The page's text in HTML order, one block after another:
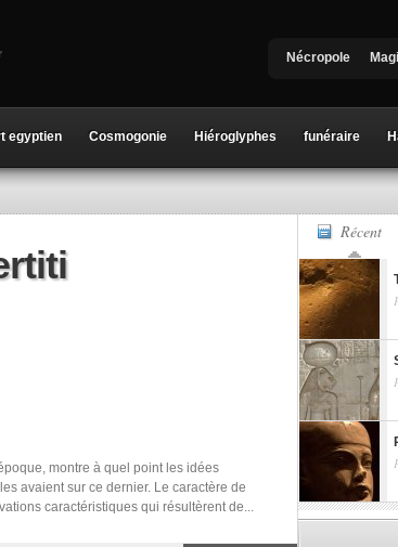
Nécropole
egyptien Cosmogonie Hiéroglyphes funéraire
montre à quel point les idées
avaient sur ce dernier. Le caractère de
caractéristiques qui résultèrent de...
Récent